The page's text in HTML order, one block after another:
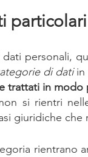
particolari
dati personali,
di dati in
trattati in
si rientri
giuridiche
rientrano